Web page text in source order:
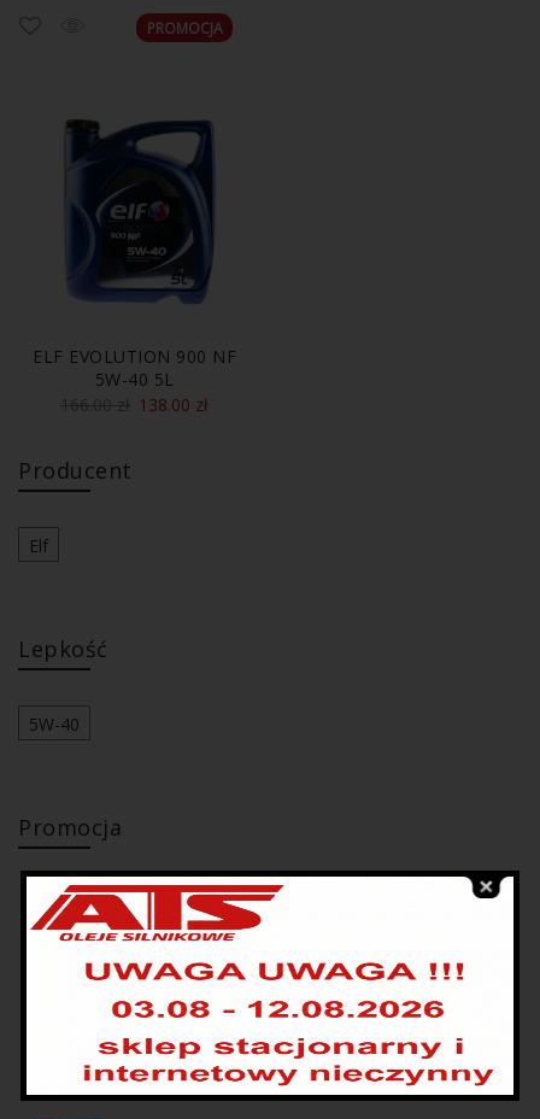
PROMOCJA
ELF EVOLUTION 900 NF
5W-40 5L
166.00zł 138.00 zł
Producent
Elf
Lepkość
5W-40
Promocja
REPSOL ELITE COSMOS A5/B5 FORD HYUNDAI
KIA TOYOTA SUZUKI 5W-30 4L
169.00 zł 137.00
REPSOL ELITE EVOLUTION DX2 5W-30 4L
169.00zł 134.00zł